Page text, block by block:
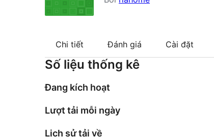
Chi tiết Đánh giá Cài đặt
Số liệu thống kê
Đang kích hoạt
Lượt tải mỗi ngày
Lịch sử tải về